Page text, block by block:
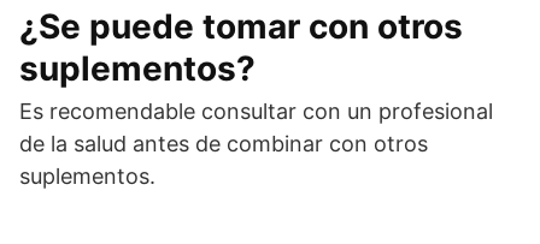
¿Se puede tomar con otros
suplementos?
Es recomendable consultar con un profesional
de la salud antes de combinar con otros
suplementos.